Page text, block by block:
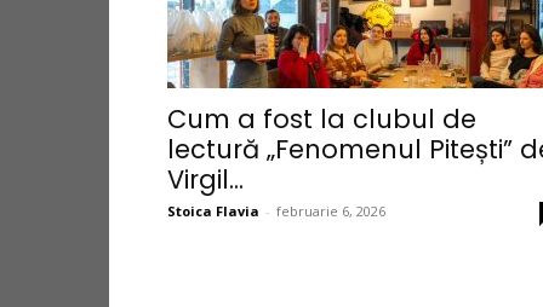
Cum a fost la clubul de
lectură „Fenomenul Pitești”
Virgil...
Stoica Flavia - februarie 6, 2026